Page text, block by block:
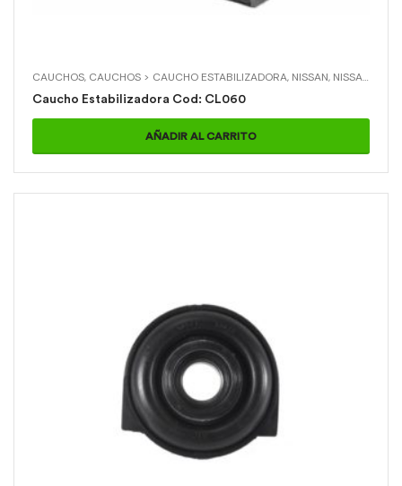
CAUCHOS, CAUCHOS > CAUCHO ESTABILIZADORA, NISSAN, NISSAN > D21 4X4 M/N
Caucho Estabilizadora Cod: CL060
AÑADIR AL CARRITO